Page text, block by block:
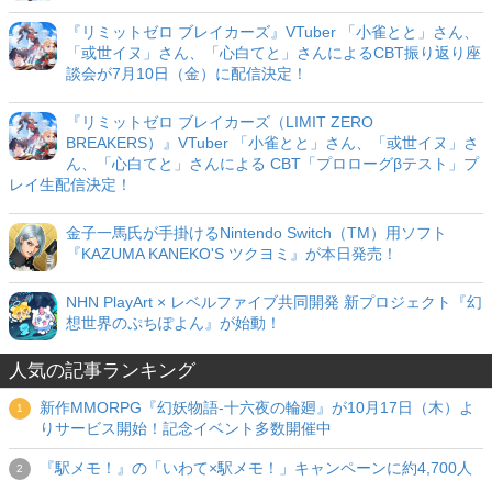
『リミットゼロ ブレイカーズ』VTuber 「小雀とと」さん、
「或世イヌ」さん、「心白てと」さんによるCBT振り返り座
談会が7月10日（金）に配信決定！
『リミットゼロ ブレイカーズ（LIMIT ZERO
BREAKERS）』VTuber 「小雀とと」さん、「或世イヌ」さ
ん、「心白てと」さんによる CBT「プロローグβテスト」プ
レイ生配信決定！
金子一馬氏が手掛けるNintendo Switch（TM）用ソフト
『KAZUMA KANEKO'S ツクヨミ』が本日発売！
NHN PlayArt × レベルファイブ共同開発 新プロジェクト『幻
想世界のぷちぽよん』が始動！
人気の記事ランキング
新作MMORPG『幻妖物語-十六夜の輪廻』が10月17日（木）よ
りサービス開始！記念イベント多数開催中
『駅メモ！』の「いわて×駅メモ！」キャンペーンに約4,700人